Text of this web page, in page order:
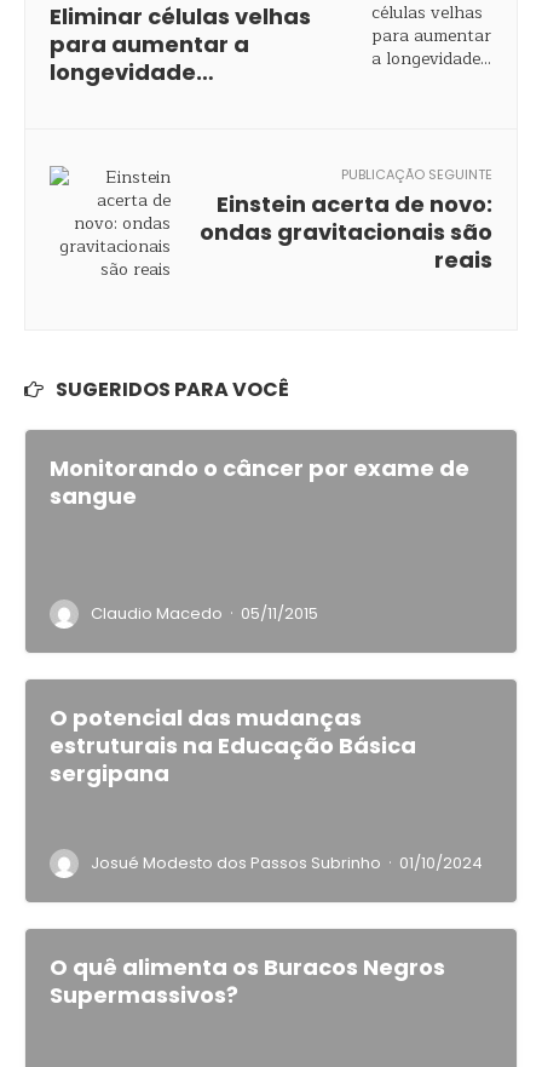
Eliminar células velhas
para aumentar a
longevidade…
PUBLICAÇÃO SEGUINTE
Einstein acerta de novo:
ondas gravitacionais são
reais
SUGERIDOS PARA VOCÊ
Monitorando o câncer por exame de
sangue
Claudio Macedo · 05/11/2015
O potencial das mudanças
estruturais na Educação Básica
sergipana
Josué Modesto dos Passos Subrinho · 01/10/2024
O quê alimenta os Buracos Negros
Supermassivos?